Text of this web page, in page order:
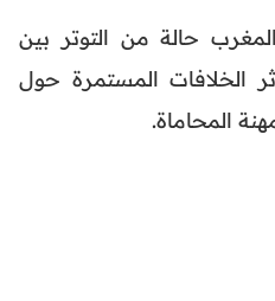
حالة من التوتر بين
الخلافات المستمرة حول
المحاماة.